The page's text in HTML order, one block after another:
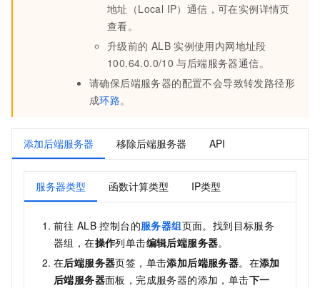
地址（Local IP）通信，可在实例详情页
查看。
升级前的 ALB 实例使用内网地址段
100.64.0.0/10 与后端服务器通信。
请确保后端服务器的配置不会导致转发路径形
成环路。
添加后端服务器 移除后端服务器 API
服务器类型 函数计算类型 IP类型
前往 ALB 控制台的服务器组页面。找到目标服务
器组，在操作列单击编辑后端服务器。
在后端服务器页签，单击添加后端服务器。在添加
后端服务器面板，完成服务器的添加，单击下一